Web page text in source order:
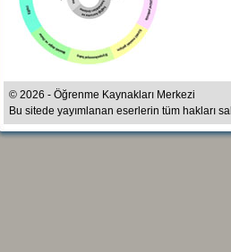
© 2026 - Öğrenme Kaynakları Merkezi
Bu sitede yayımlanan eserlerin tüm hakları